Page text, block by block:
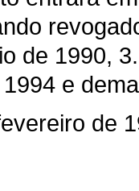
de 1990,
e
de